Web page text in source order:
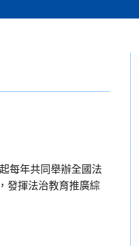
每年共同舉辦全國法
發揮法治教育推廣綜